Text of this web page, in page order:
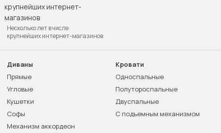
Несколько лет в числе
крупнейших интернет-магазинов
Диваны
Прямые
Угловые
Кушетки
Софы
Механизм аккордеон
Кровати
Односпальные
Полутороспальные
Двуспальные
С подъемным механизмом